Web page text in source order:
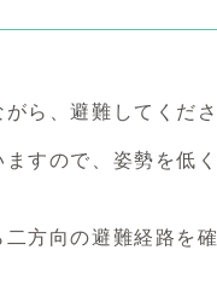
ら、避難してくださ
すので、姿勢を低
方向の避難経路を